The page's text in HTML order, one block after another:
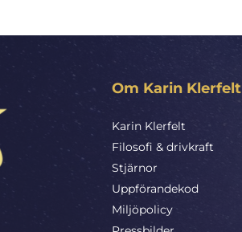
Om Karin Klerfelt
Karin Klerfelt
Filosofi & drivkraft
Stjärnor
Uppförandekod
Miljöpolicy